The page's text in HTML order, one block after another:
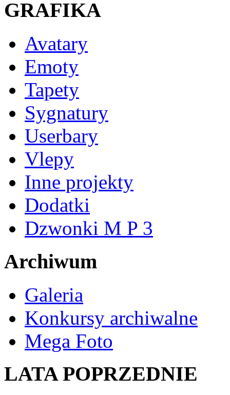
GRAFIKA
Avatary
Emoty
Tapety
Sygnatury
Userbary
Vlepy
Inne projekty
Dodatki
Dzwonki M P 3
Archiwum
Galeria
Konkursy archiwalne
Mega Foto
LATA POPRZEDNIE